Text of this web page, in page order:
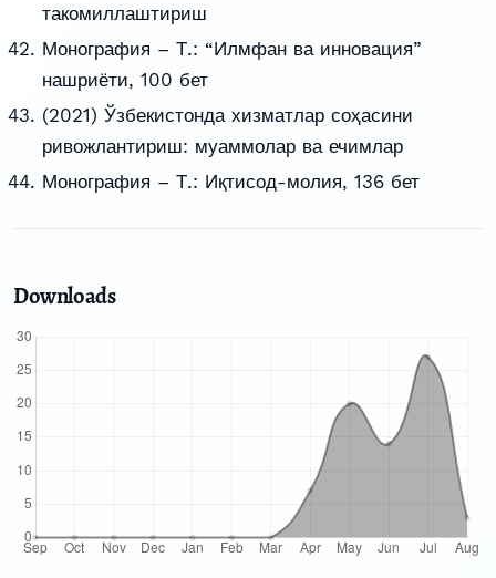
такомиллаштириш
Монография – Т.: “Илмфан ва инновация”
нашриёти, 100 бет
(2021) Ўзбекистонда хизматлар соҳасини
ривожлантириш: муаммолар ва ечимлар
Монография – Т.: Иқтисод-молия, 136 бет
Downloads